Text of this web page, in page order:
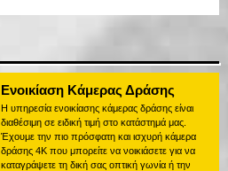
Ενοικίαση Κάμερας Δράσης
Η υπηρεσία ενοικίασης κάμερας δράσης είναι
διαθέσιμη σε ειδική τιμή στο κατάστημά μας.
Έχουμε την πιο πρόσφατη και ισχυρή κάμερα
δράσης 4K που μπορείτε να νοικιάσετε για να
καταγράψετε τη δική σας οπτική γωνία ή την